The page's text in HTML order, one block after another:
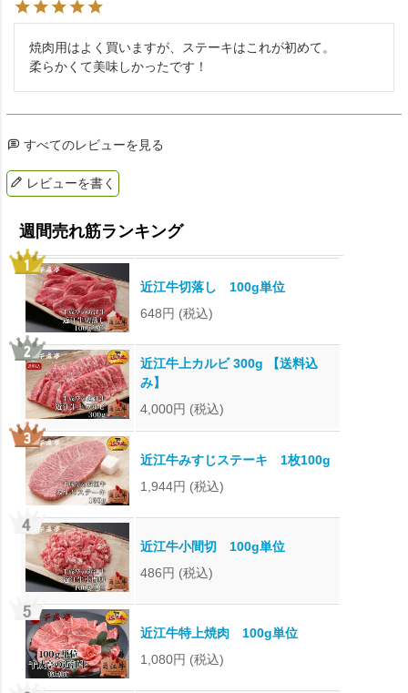
焼肉用はよく買いますが、ステーキはこれが初めて。
柔らかくて美味しかったです！
すべてのレビューを見る
レビューを書く
近江牛切落し 100g単位
648円 (税込)
近江牛上カルビ 300g 【送料込
み】
4,000円 (税込)
近江牛みすじステーキ 1枚100g
1,944円 (税込)
近江牛小間切 100g単位
486円 (税込)
近江牛特上焼肉 100g単位
1,080円 (税込)